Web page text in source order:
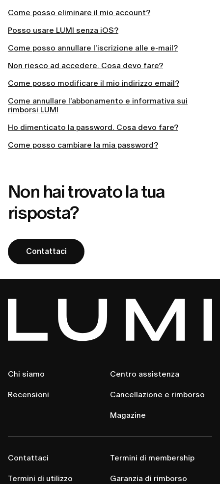
Come posso eliminare il mio account?
Posso usare LUMI senza iOS?
Come posso annullare l'iscrizione alle e-mail?
Non riesco ad accedere. Cosa devo fare?
Come posso modificare il mio indirizzo email?
Come annullare l'abbonamento e informativa sui
rimborsi LUMI
Ho dimenticato la password. Cosa devo fare?
Come posso cambiare la mia password?
Non hai trovato la tua
risposta?
Contattaci
Chi siamo
Recensioni
Centro assistenza
Cancellazione e rimborso
Magazine
Contattaci
Termini di utilizzo
Termini di membership
Garanzia di rimborso